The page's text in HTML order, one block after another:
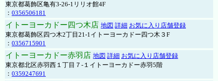
東京都葛飾区亀有3-26-1リリオ館4F
： 0356506181
イトーヨーカドー四つ木店 地図 詳細 お気に入り店舗登録
東京都葛飾区四つ木2丁目21-1イトーヨーカドー四つ木３F
： 0356715901
イトーヨーカドー赤羽店 地図 詳細 お気に入り店舗登録
東京都北区赤羽西１丁目７-１イトーヨーカドー赤羽5階
： 0359247691